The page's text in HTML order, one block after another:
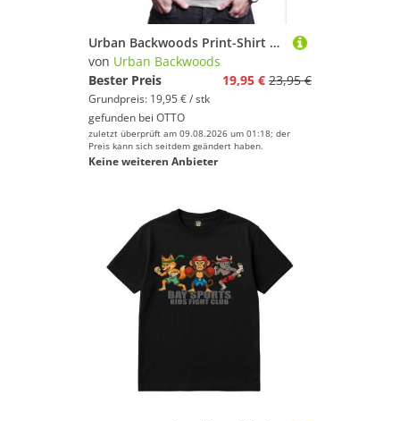
Urban Backwoods Print-Shirt Fighter's Club Ryu II Herren T-Shirt Fighter SF Karate Hadouken Street (1-tlg) Ken Kung Fu Martial
von Urban Backwoods
Bester Preis
19,95 € 23,95 €
Grundpreis: 19,95 € / stk
gefunden bei OTTO
zuletzt überprüft am 09.08.2026 um 01:18; der
Preis kann sich seitdem geändert haben.
Keine weiteren Anbieter